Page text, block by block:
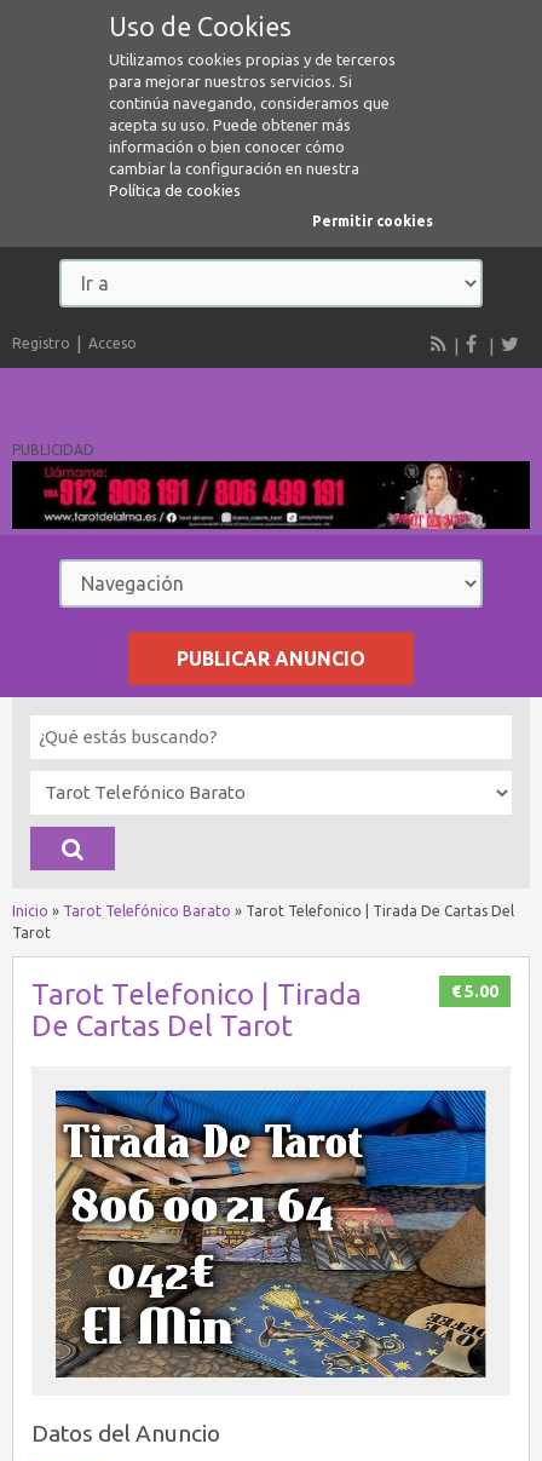
Uso de Cookies
Utilizamos cookies propias y de terceros
para mejorar nuestros servicios. Si
continúa navegando, consideramos que
acepta su uso. Puede obtener más
información o bien conocer cómo
cambiar la configuración en nuestra
Política de cookies
Permitir cookies
Registro Acceso
PUBLICIDAD
PUBLICAR ANUNCIO
Inicio » Tarot Telefónico Barato » Tarot Telefonico | Tirada De Cartas Del
Tarot
€ 5.00
Tarot Telefonico | Tirada
De Cartas Del Tarot
Datos del Anuncio